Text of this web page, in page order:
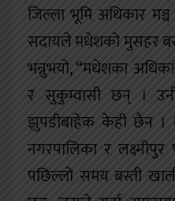
जिल्ला भूमि अधिकार
सदायले मधेशको मुसहर
भन्नुभयो, “मधेशका
र सुकुम्वासी छन् ।
झुपडीबाहेक केही छैन ।
नगरपालिका र
पछिल्लो समय बस्ती